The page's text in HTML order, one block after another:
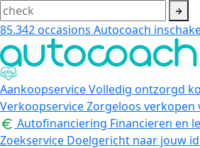
85.342occasions Autocoach
AankoopserviceVolledig ontzorgd
VerkoopserviceZorgeloos verkopen
Autofinanciering Financieren en
Zoekservice Doelgericht naar jouw